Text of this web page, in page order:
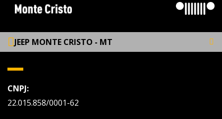
JEEP MONTE CRISTO - MT
CNPJ:
22.015.858/0001-62